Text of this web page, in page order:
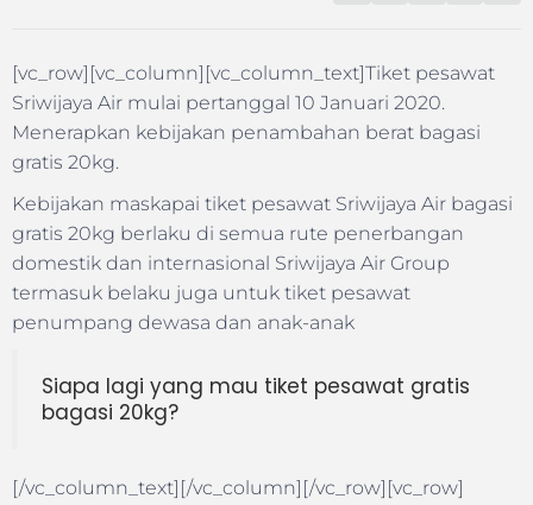
[vc_row][vc_column][vc_column_text]Tiket pesawat
Sriwijaya Air mulai pertanggal 10 Januari 2020.
Menerapkan kebijakan penambahan berat bagasi
gratis 20kg.
Kebijakan maskapai tiket pesawat Sriwijaya Air bagasi
gratis 20kg berlaku di semua rute penerbangan
domestik dan internasional Sriwijaya Air Group
termasuk belaku juga untuk tiket pesawat
penumpang dewasa dan anak-anak
Siapa lagi yang mau tiket pesawat gratis
bagasi 20kg?
[/vc_column_text][/vc_column][/vc_row][vc_row]